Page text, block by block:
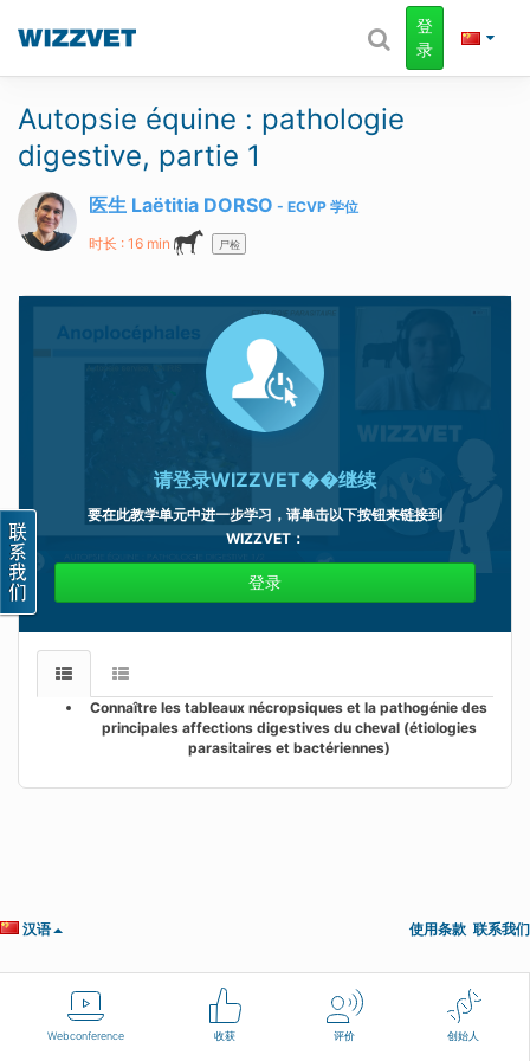
Webconference 收获 评价 创始人
登
录
Autopsie équine : pathologie
digestive, partie 1
医生 Laëtitia DORSO ECVP 学位
时长 : 16 min 尸检
请登录WIZZVET��继续
要在此教学单元中进一步学习，请单击以下按钮来链接到
WIZZVET：
登录
Connaître les tableaux nécropsiques et la pathogénie des
principales affections digestives du cheval (étiologies
parasitaires et bactériennes)
汉语 使用条款 联系我们